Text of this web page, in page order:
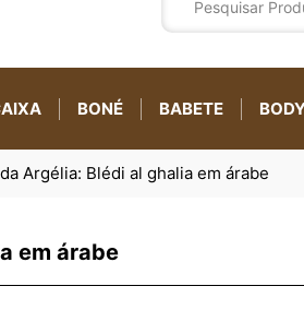
BONÉ BABETE
Argélia: Blédi al ghalia em árabe
em árabe